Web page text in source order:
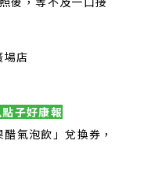
場店
子好康報
氣泡飲」兌換券，